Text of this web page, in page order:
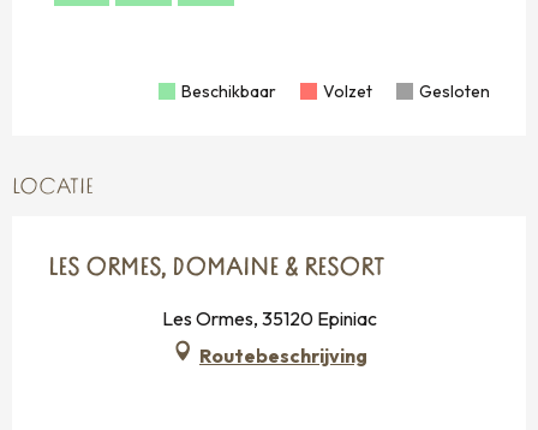
Beschikbaar Volzet Gesloten
LOCATIE
LES ORMES, DOMAINE & RESORT
Les Ormes, 35120 Epiniac
Routebeschrijving